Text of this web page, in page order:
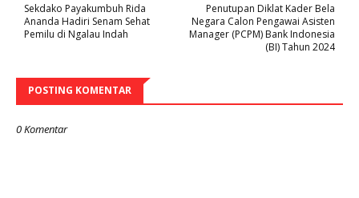
Penutupan Diklat Kader Bela
Negara Calon Pengawai Asisten
Manager (PCPM) Bank Indonesia
(BI) Tahun 2024
Sekdako Payakumbuh Rida
Ananda Hadiri Senam Sehat
Pemilu di Ngalau Indah
POSTING KOMENTAR
0 Komentar